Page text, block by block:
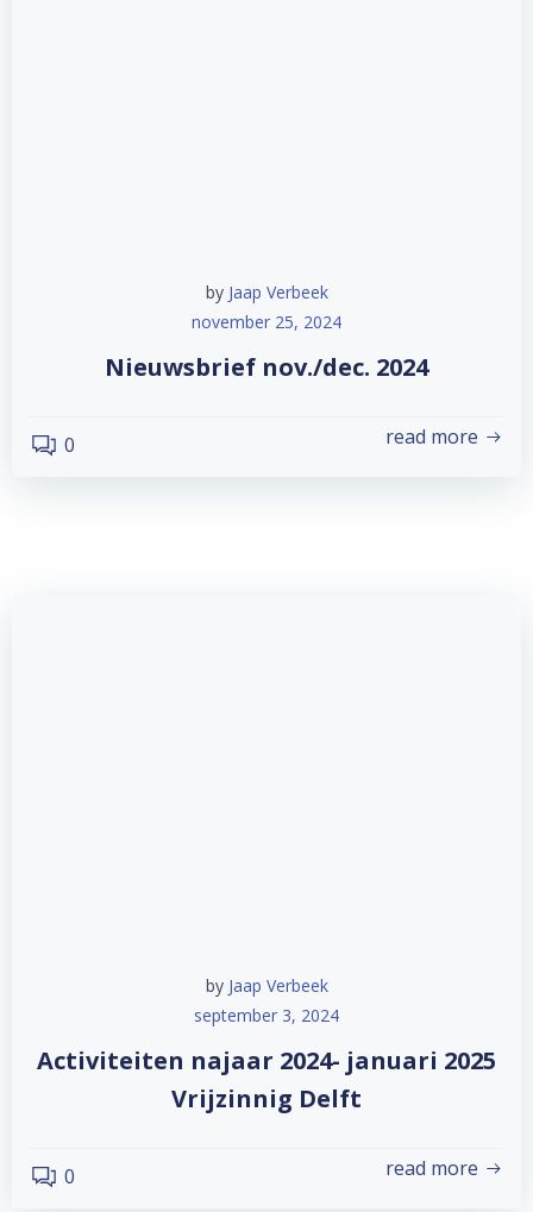
by Jaap Verbeek
november 25, 2024
Nieuwsbrief nov./dec. 2024
0 read more
by Jaap Verbeek
september 3, 2024
Activiteiten najaar 2024- januari 2025
Vrijzinnig Delft
0 read more